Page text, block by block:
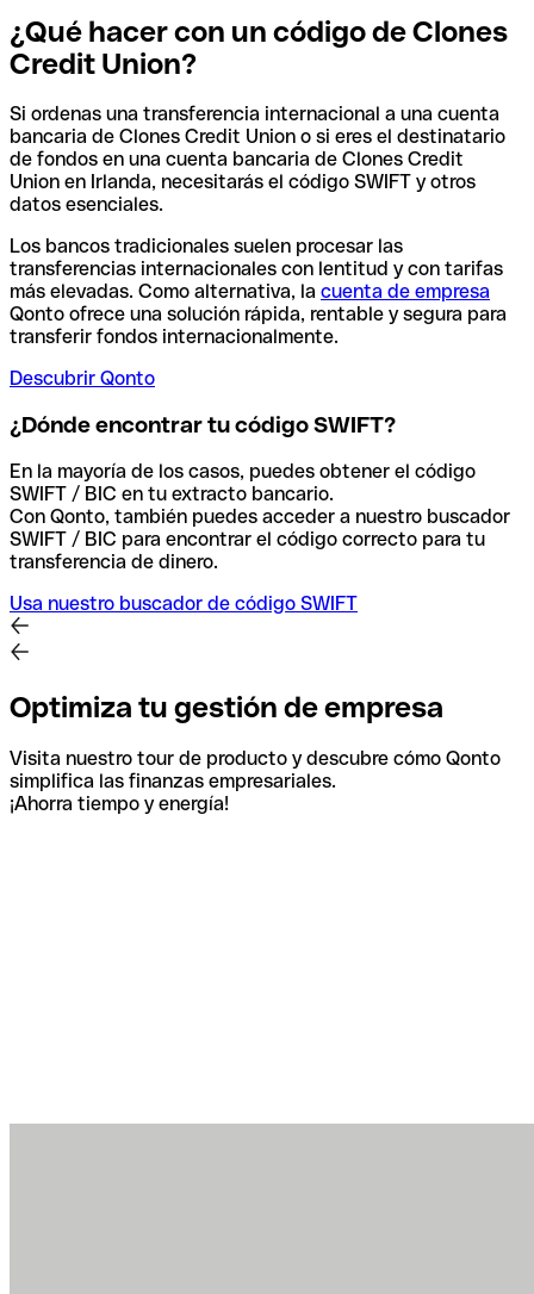
¿Qué hacer con un código de Clones
Credit Union?
Si ordenas una transferencia internacional a una cuenta
bancaria de Clones Credit Union o si eres el destinatario
de fondos en una cuenta bancaria de Clones Credit
Union en Irlanda, necesitarás el código SWIFT y otros
datos esenciales.
Los bancos tradicionales suelen procesar las
transferencias internacionales con lentitud y con tarifas
más elevadas. Como alternativa, la cuenta de empresa
Qonto ofrece una solución rápida, rentable y segura para
transferir fondos internacionalmente.
Descubrir Qonto
¿Dónde encontrar tu código SWIFT?
En la mayoría de los casos, puedes obtener el código
SWIFT / BIC en tu extracto bancario.
Con Qonto, también puedes acceder a nuestro buscador
SWIFT / BIC para encontrar el código correcto para tu
transferencia de dinero.
Usa nuestro buscador de código SWIFT
Optimiza tu gestión de empresa
Visita nuestro tour de producto y descubre cómo Qonto
simplifica las finanzas empresariales.
¡Ahorra tiempo y energía!